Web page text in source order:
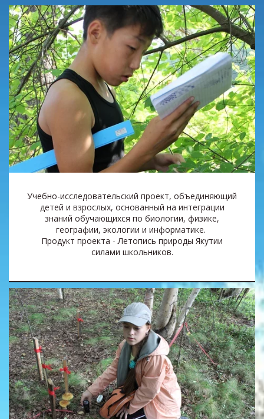
Учебно-исследовательский проект, объединяющий
детей и взрослых, основанный на интеграции
знаний обучающихся по биологии, физике,
географии, экологии и информатике.
Продукт проекта - Летопись природы Якутии
силами школьников.